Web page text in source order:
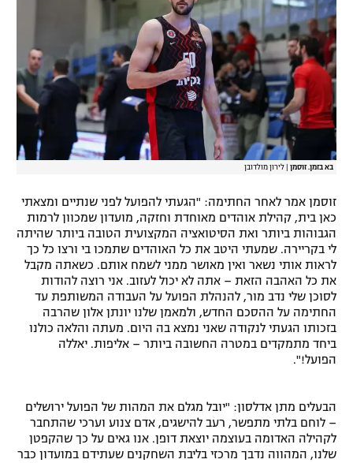
בא בזמן. זוסמן לירון מולדובן
זוסמן אמר לאחר החתימה: "הגעתי להפועל לפני שנתיים ומצאתי
כאן בית, קהילת אוהדים מאוחדת וחזקה, מועדון שמכוון לרמות
הגבוהות ביותר ואת הסיטואציה המקצועית הטובה ביותר שהיתה
לי בקריירה. שמעתי היטב את כל האוהדים שתמכו בי ורצו כל כך
לראות אותי נשאר ואין מאושר ממני לשמח אותם. כשאתה מקבל
את כל האהבה הזאת – אתה לא יכול לעזוב. אני רוצה להודות
לסוכן שלי נדב מור, להנהלת הפועל על העבודה המשותפת עד
החתימה על ההסכם החדש, ולמאמן שלנו יונתן אלון שהרבה
בזכותו הגעתי לנקודה שאני נמצא בה היום. מעתה והלאה כולנו
ביחד מתמקדים במטרה החשובה ביותר – אליפות. יאללה
הפועל!".
הבעלים מתן אדלסון: "יובל מגלם את המהות של הפועל ירושלים
– לוחם בלתי מתפשר, רעב להישגים, אדם צנוע וערכי שהתחבר
לקהילה האדומה בעוצמה יוצאת דופן. אנו גאים על כך שהקפטן
שלנו, המהווה נדבך מרכזי בליבת השחקנים שעתידם במועדון כבר